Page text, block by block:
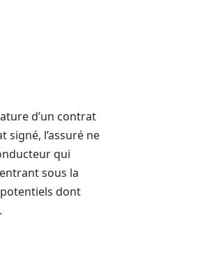
d’un contrat
signé, l’assuré ne
qui
sous la
dont